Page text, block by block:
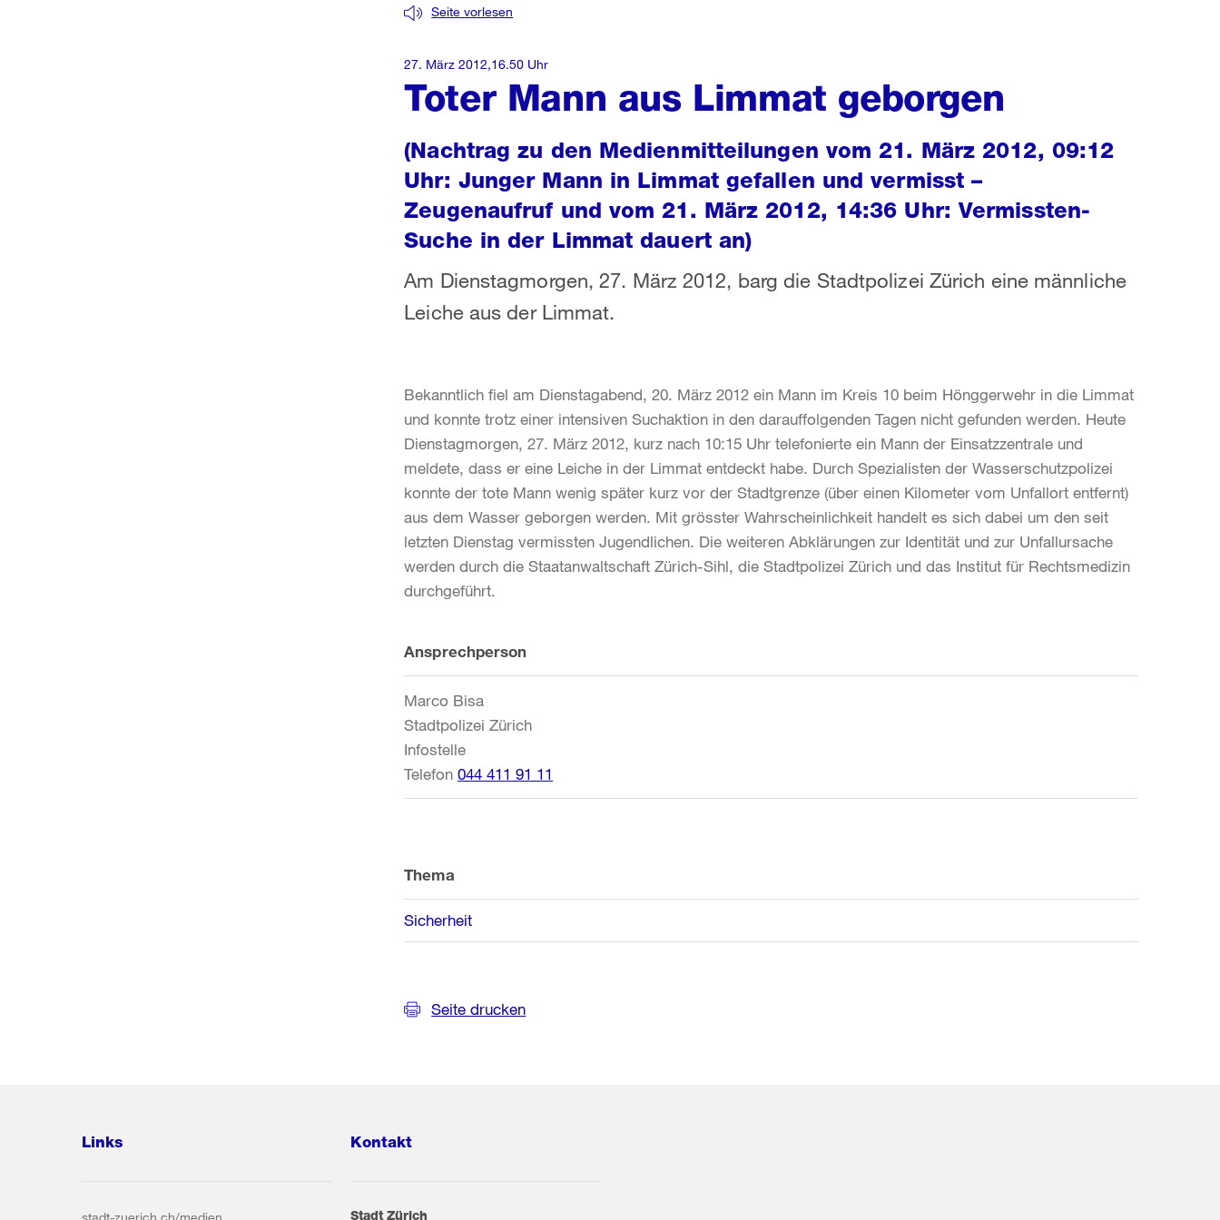
Toter Mann aus Limmat geborgen
Seite vorlesen
(Nachtrag zu den Medienmitteilungen vom 21. März 2012, 09:12
Uhr: Junger Mann in Limmat gefallen und vermisst –
Zeugenaufruf und vom 21. März 2012, 14:36 Uhr: Vermissten-
Suche in der Limmat dauert an)
Am Dienstagmorgen, 27. März 2012, barg die Stadtpolizei Zürich eine männliche
Leiche aus der Limmat.
27. März 2012,16.50 Uhr
Bekanntlich fiel am Dienstagabend, 20. März 2012 ein Mann im Kreis 10 beim Hönggerwehr in die Limmat
und konnte trotz einer intensiven Suchaktion in den darauffolgenden Tagen nicht gefunden werden. Heute
Dienstagmorgen, 27. März 2012, kurz nach 10:15 Uhr telefonierte ein Mann der Einsatzzentrale und
meldete, dass er eine Leiche in der Limmat entdeckt habe. Durch Spezialisten der Wasserschutzpolizei
konnte der tote Mann wenig später kurz vor der Stadtgrenze (über einen Kilometer vom Unfallort entfernt)
aus dem Wasser geborgen werden. Mit grösster Wahrscheinlichkeit handelt es sich dabei um den seit
letzten Dienstag vermissten Jugendlichen. Die weiteren Abklärungen zur Identität und zur Unfallursache
werden durch die Staatanwaltschaft Zürich-Sihl, die Stadtpolizei Zürich und das Institut für Rechtsmedizin
durchgeführt.
Weitere
Informationen
Ansprechperson
Marco Bisa
Stadtpolizei Zürich
Infostelle
Telefon 044 411 91 11
Thema
Sicherheit
Seite drucken
Links Kontakt
Stadt Zürich